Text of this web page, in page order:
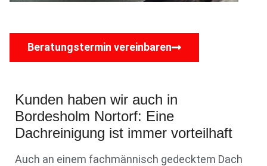
Beratungstermin vereinbaren
Kunden haben wir auch in
Bordesholm Nortorf: Eine
Dachreinigung ist immer vorteilhaft
Auch an einem fachmännisch gedecktem Dach